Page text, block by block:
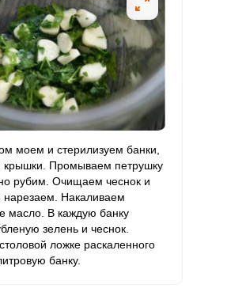
мг 2 мг 3.3 15.7
мкг 400 мкг 0.5
0 3 мкг 0 0
мкг 90 мкг 17.7 84.7
моем и стерилизуем банки,
Промываем петрушку
рубим. Очищаем чеснок и
нарезаем. Накаливаем
масло. В каждую банку
зелень и чеснок.
ложке раскаленного
банку.
РЕГИСТРАЦИЯ
Войдите